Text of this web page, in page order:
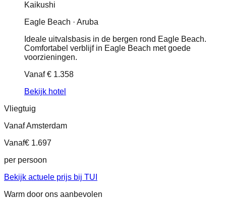
Kaikushi
Eagle Beach · Aruba
Ideale uitvalsbasis in de bergen rond Eagle Beach.
Comfortabel verblijf in Eagle Beach met goede
voorzieningen.
Vanaf€ 1.358
Bekijk hotel
Vliegtuig
Vanaf Amsterdam
Vanaf€ 1.697
per persoon
Bekijk actuele prijs bij TUI
Warm door ons aanbevolen